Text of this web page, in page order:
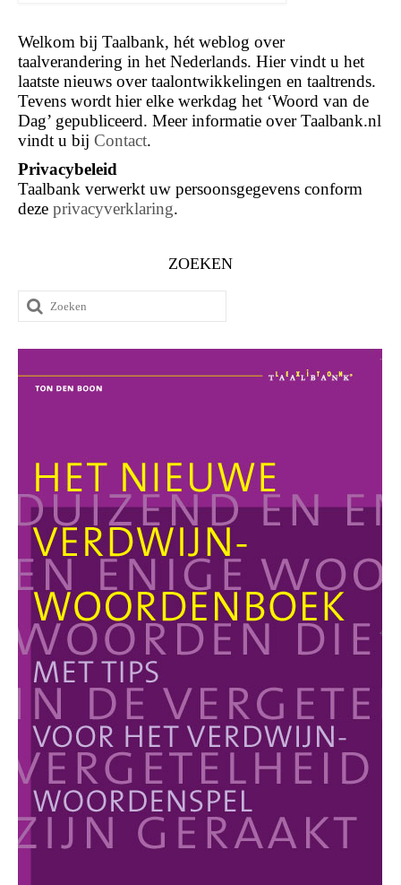
Welkom bij Taalbank, hét weblog over
taalverandering in het Nederlands. Hier vindt u het
laatste nieuws over taalontwikkelingen en taaltrends.
Tevens wordt hier elke werkdag het ‘Woord van de
Dag’ gepubliceerd. Meer informatie over Taalbank.nl
vindt u bij Contact.
Privacybeleid
Taalbank verwerkt uw persoonsgegevens conform
deze privacyverklaring.
ZOEKEN
Zoeken
naar: